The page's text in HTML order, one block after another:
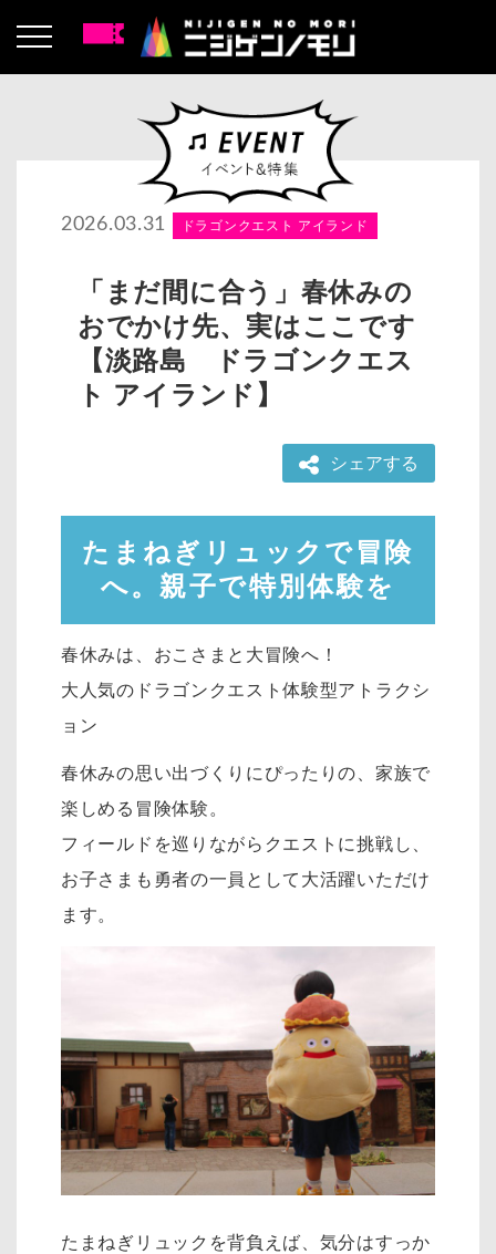
2026.03.31 ドラゴンクエスト アイランド
「まだ間に合う」春休みの
おでかけ先、実はここです
【淡路島 ドラゴンクエス
ト アイランド】
シェアする
たまねぎリュックで冒険
へ。親子で特別体験を
春休みは、おこさまと大冒険へ！
大人気のドラゴンクエスト体験型アトラクシ
ョン
春休みの思い出づくりにぴったりの、家族で
楽しめる冒険体験。
フィールドを巡りながらクエストに挑戦し、
お子さまも勇者の一員として大活躍いただけ
ます。
たまねぎリュックを背負えば、気分はすっか